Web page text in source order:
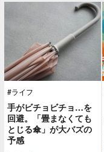
#ライフ
手がビチョビチョ…を
回避。「畳まなくても
とじる傘」が大バズの
予感